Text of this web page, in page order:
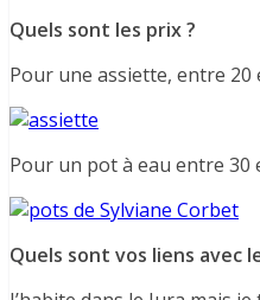
Quels sont les prix ?
Pour une assiette, entre 20
Pour un pot à eau entre 30
Quels sont vos liens avec